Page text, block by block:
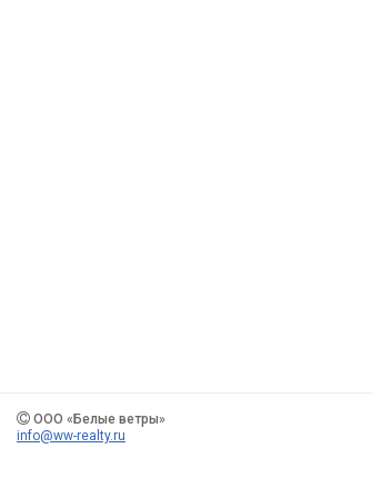
ООО «Белые ветры»
info@ww-realty.ru